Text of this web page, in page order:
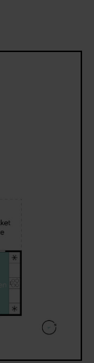
solen hele
som et
for hyggelige
vejret.
ude og
til